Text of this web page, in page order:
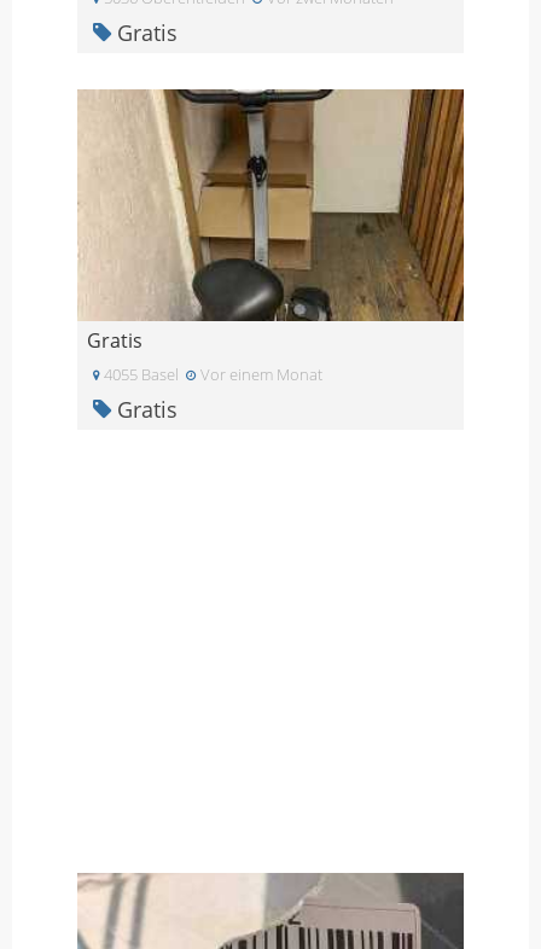
Gratis
Gratis
4055 Basel Vor einem Monat
Gratis